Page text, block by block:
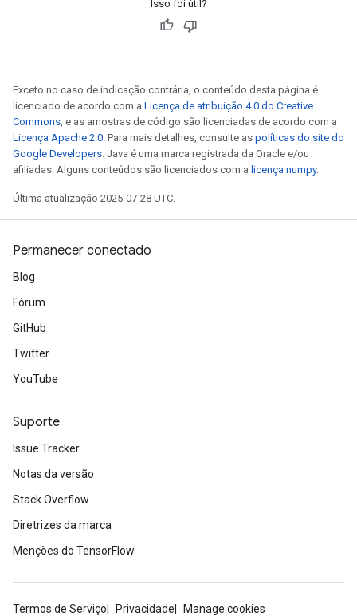
Isso foi útil?
Exceto no caso de indicação contrária, o conteúdo desta página é
licenciado de acordo com a Licença de atribuição 4.0 do Creative
Commons, e as amostras de código são licenciadas de acordo com a
Licença Apache 2.0. Para mais detalhes, consulte as políticas do site do
Google Developers. Java é uma marca registrada da Oracle e/ou
afiliadas. Alguns conteúdos são licenciados com a licença numpy.
Última atualização 2025-07-28 UTC.
Permanecer conectado
Blog
Fórum
GitHub
Twitter
YouTube
Suporte
Issue Tracker
Notas da versão
Stack Overflow
Diretrizes da marca
Menções do TensorFlow
Termos de Serviço Privacidade
Manage cookies